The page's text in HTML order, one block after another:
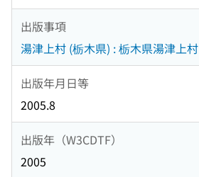
出版事項
湯津上村 (栃木県) : 栃木県湯津上村
出版年月日等
2005.8
出版年（W3CDTF）
2005